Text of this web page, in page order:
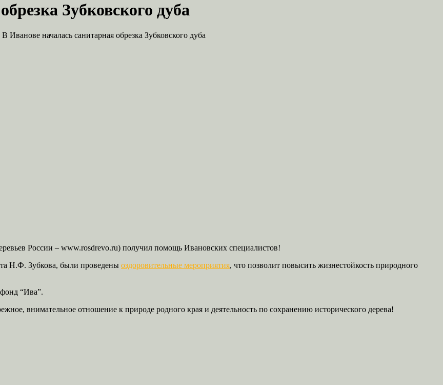
Зубковского дуба
В Иванове началась санитарная обрезка Зубковского дуба
России – www.rosdrevo.ru) получил помощь Ивановских специалистов!
Н.Ф. Зубкова, были проведены оздоровительные мероприятия, что позволит повысить жизнестойкость природного
“Ива”.
внимательное отношение к природе родного края и деятельность по сохранению исторического дерева!